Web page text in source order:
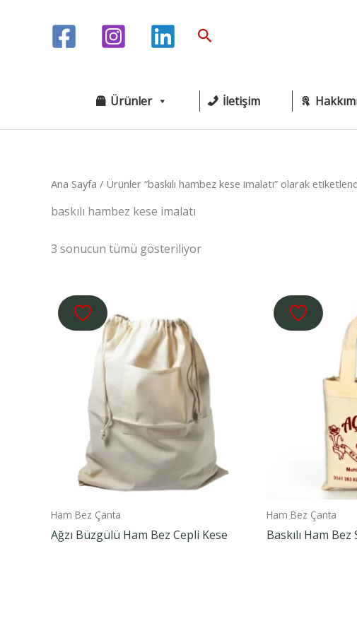
Arama
Ürünler İletişim
Ana Sayfa / Ürünler “baskılı hambez kese imalatı” olarak
baskılı hambez kese imalatı
3 sonucun tümü gösteriliyor
Ham Bez Çanta
Ağzı Büzgülü Ham Bez Cepli Kese
Ham Bez Çanta
Baskılı Ham Bez